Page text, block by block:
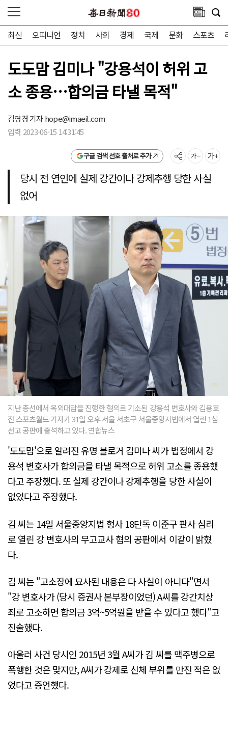
최신 오피니언 정치 사회 경제 국제 문화 스포츠
도도맘 김미나 "강용석이 허위 고
소 종용…합의금 타낼 목적"
김영경 기자hope@imaeil.com
입력 2023-06-15 14:31:45
구글 검색 선호 출처로 추가
당시 전 연인에 실제 강간이나 강제추행 당한 사실
없어
지난 총선에서 옥외대담을 진행한 혐의로 기소된 강용석 변호사와 김용호
전 스포츠월드 기자가 31일 오후 서울 서초구 서울중앙지법에서 열린 1심
선고 공판에 출석하고 있다. 연합뉴스
'도도맘'으로 알려진 유명 블로거 김미나 씨가 법정에서 강
용석 변호사가 합의금을 타낼 목적으로 허위 고소를 종용했
다고 주장했다. 또 실제 강간이나 강제추행을 당한 사실이
없었다고 주장했다.
김 씨는 14일 서울중앙지법 형사 18단독 이준구 판사 심리
로 열린 강 변호사의 무고교사 혐의 공판에서 이같이 밝혔
다.
김 씨는 "고소장에 묘사된 내용은 다 사실이 아니다"면서
"강 변호사가 (당시 증권사 본부장이었던) A씨를 강간치상
죄로 고소하면 합의금 3억~5억원을 받을 수 있다고 했다"고
진술했다.
아울러 사건 당시인 2015년 3월 A씨가 김 씨를 맥주병으로
폭행한 것은 맞지만, A씨가 강제로 신체 부위를 만진 적은 없
었다고 증언했다.